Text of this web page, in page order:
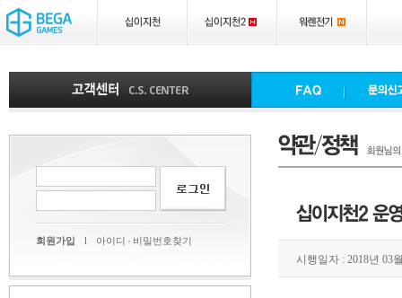
회원가입 l 아이디 비밀번호찾기
시행일자 : 2018년 03